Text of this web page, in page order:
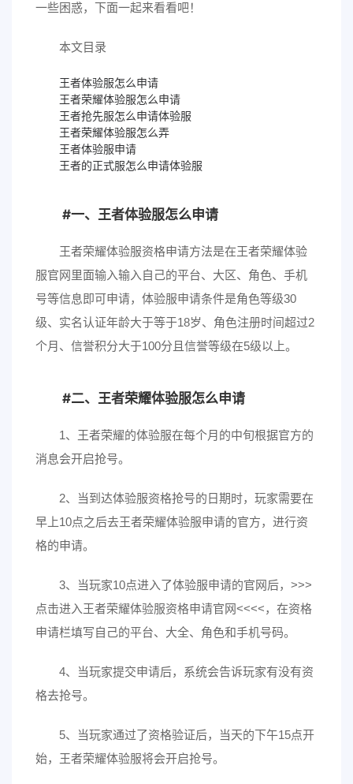
一些困惑，下面一起来看看吧！
本文目录
王者体验服怎么申请
王者荣耀体验服怎么申请
王者抢先服怎么申请体验服
王者荣耀体验服怎么弄
王者体验服申请
王者的正式服怎么申请体验服
一、王者体验服怎么申请
王者荣耀体验服资格申请方法是在王者荣耀体验
服官网里面输入输入自己的平台、大区、角色、手机
号等信息即可申请，体验服申请条件是角色等级30
级、实名认证年龄大于等于18岁、角色注册时间超过2
个月、信誉积分大于100分且信誉等级在5级以上。
二、王者荣耀体验服怎么申请
1、王者荣耀的体验服在每个月的中旬根据官方的
消息会开启抢号。
2、当到达体验服资格抢号的日期时，玩家需要在
早上10点之后去王者荣耀体验服申请的官方，进行资
格的申请。
3、当玩家10点进入了体验服申请的官网后，>>>
点击进入王者荣耀体验服资格申请官网<<<<，在资格
申请栏填写自己的平台、大全、角色和手机号码。
4、当玩家提交申请后，系统会告诉玩家有没有资
格去抢号。
5、当玩家通过了资格验证后，当天的下午15点开
始，王者荣耀体验服将会开启抢号。